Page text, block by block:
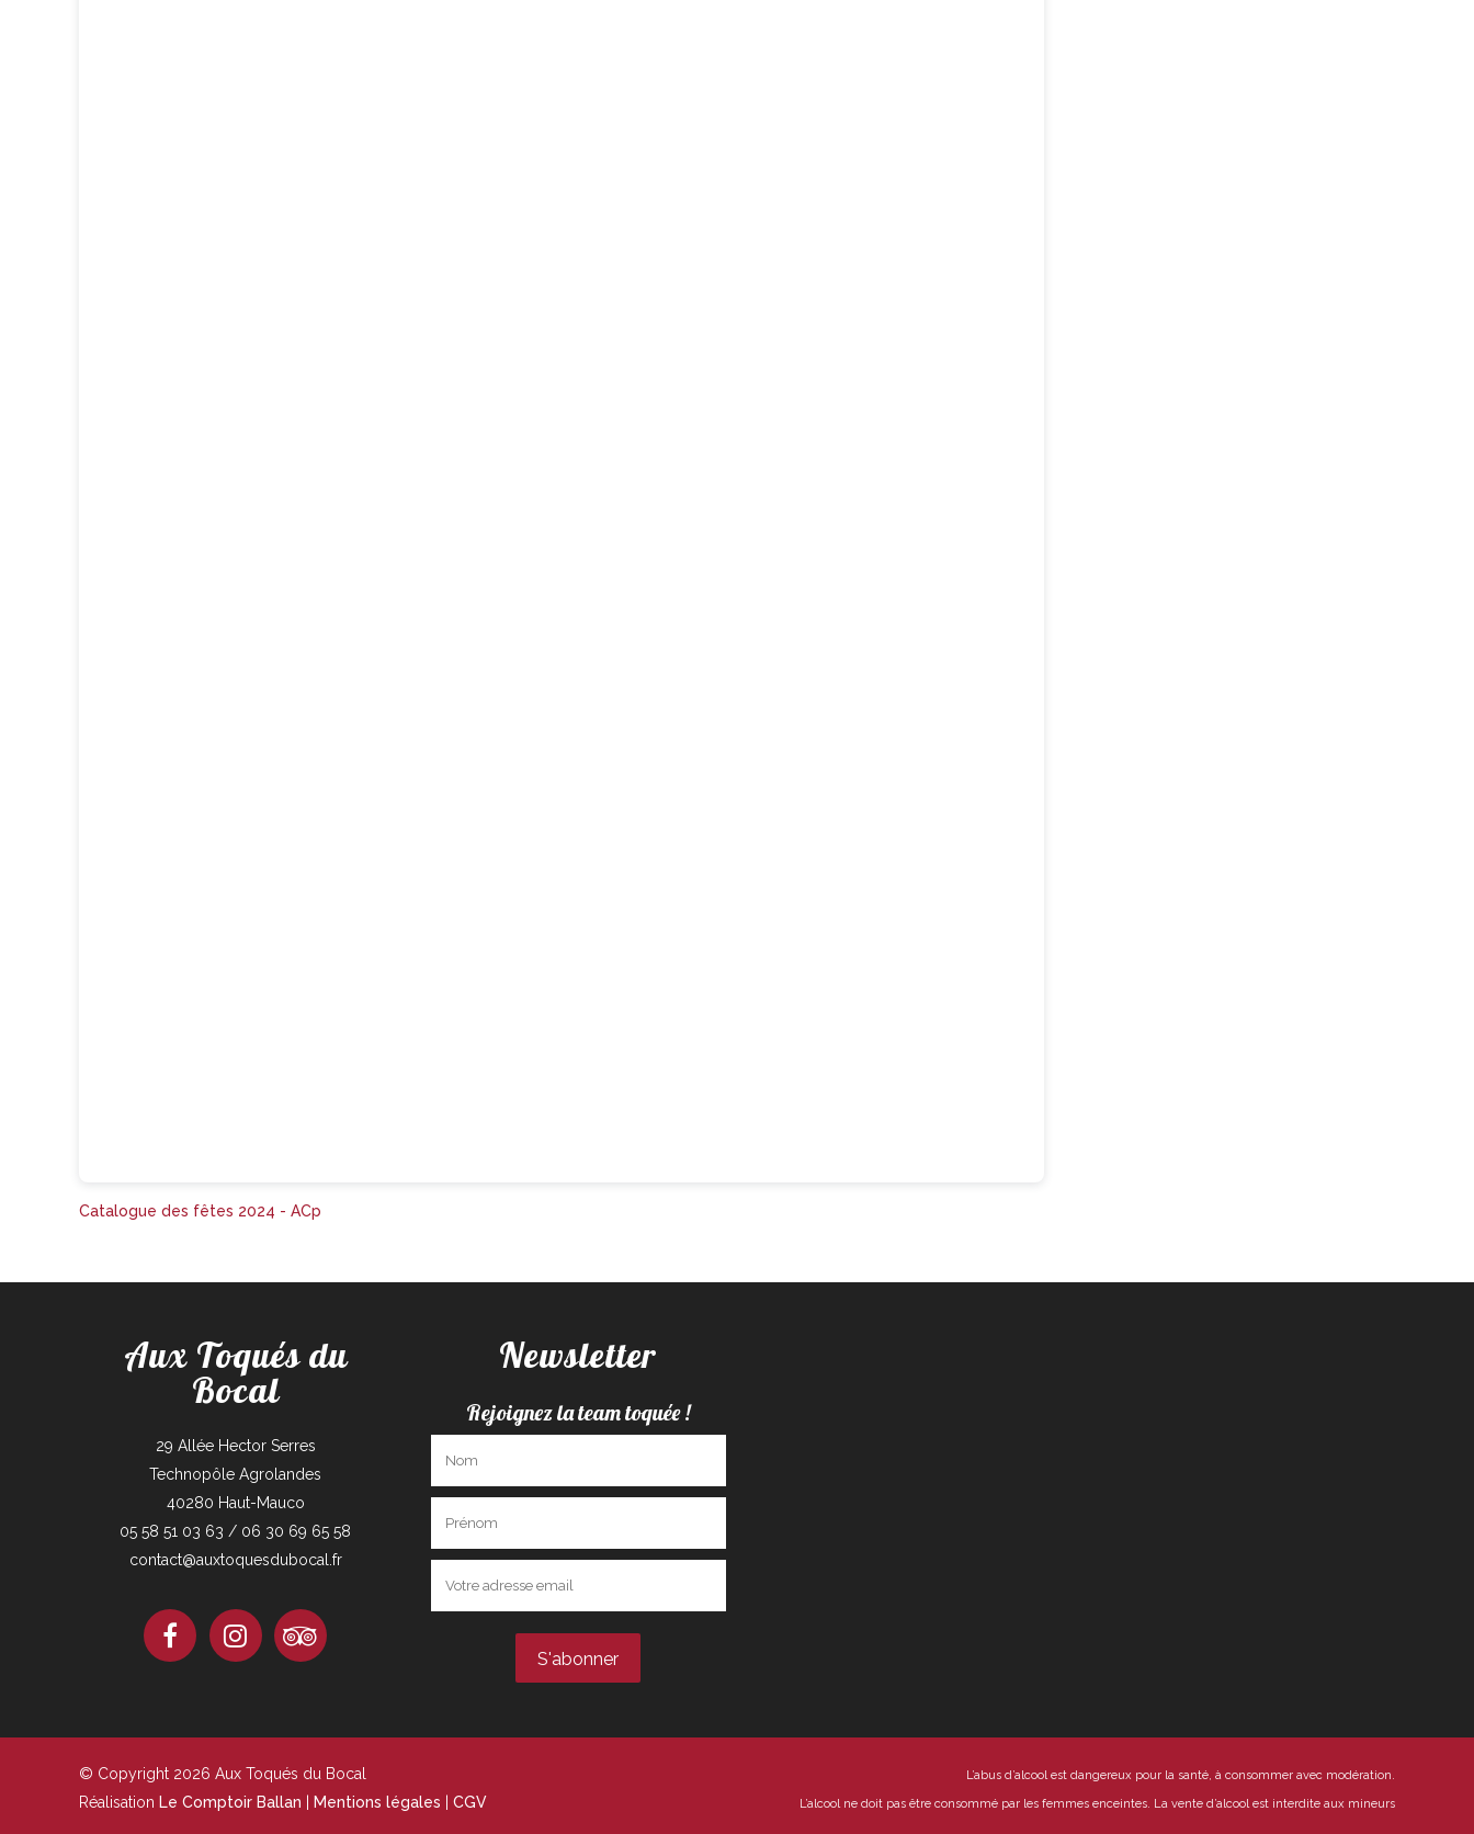
Catalogue des fêtes 2024 - ACp
Aux Toqués du
Bocal
29 Allée Hector Serres
Technopôle Agrolandes
40280 Haut-Mauco
05 58 51 03 63 / 06 30 69 65 58
contact@auxtoquesdubocal.fr
Newsletter
Rejoignez la team toquée !
© Copyright 2026 Aux Toqués du Bocal
Réalisation Le Comptoir Ballan Mentions légales CGV
L’abus d’alcool est dangereux pour la santé, à consommer avec modération.
L’alcool ne doit pas être consommé par les femmes enceintes. La vente d’alcool est interdite aux mineurs